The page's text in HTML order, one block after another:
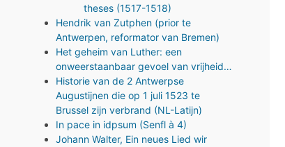
theses (1517-1518)
Hendrik van Zutphen (prior te
Antwerpen, reformator van Bremen)
Het geheim van Luther: een
onweerstaanbaar gevoel van vrijheid…
Historie van de 2 Antwerpse
Augustijnen die op 1 juli 1523 te
Brussel zijn verbrand (NL-Latijn)
In pace in idpsum (Senfl à 4)
Johann Walter, Ein neues Lied wir